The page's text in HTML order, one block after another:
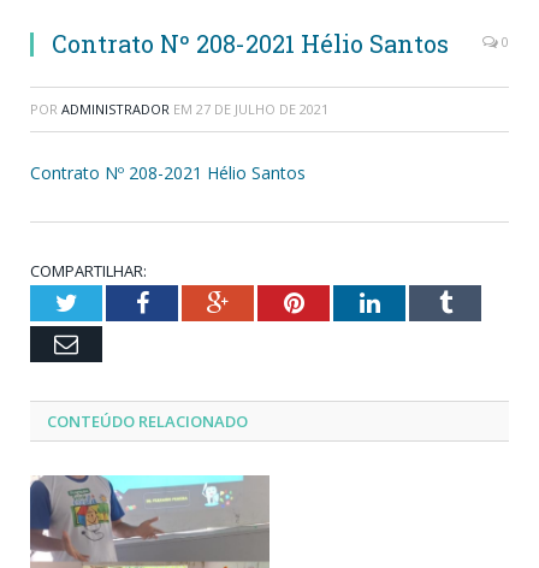
Contrato Nº 208-2021 Hélio Santos 0
POR ADMINISTRADOR EM 27 DE JULHO DE 2021
Contrato Nº 208-2021 Hélio Santos
COMPARTILHAR:
TwitterFacebookGoogle+PinterestLinkedInTumblr
Email
CONTEÚDO RELACIONADO